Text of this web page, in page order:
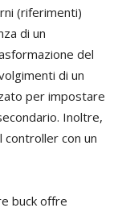
(riferimenti)
di un
del
di un
per impostare
Inoltre,
con un
buck offre